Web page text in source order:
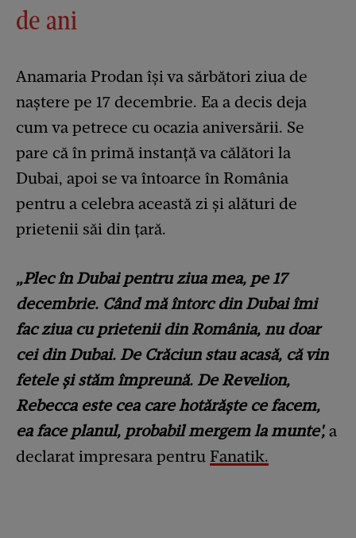
de ani
Anamaria Prodan își va sărbători ziua de
naștere pe 17 decembrie. Ea a decis deja
cum va petrece cu ocazia aniversării. Se
pare că în primă instanță va călători la
Dubai, apoi se va întoarce în România
pentru a celebra această zi și alături de
prietenii săi din țară.
„Plec în Dubai pentru ziua mea, pe 17
decembrie. Când mă întorc din Dubai îmi
fac ziua cu prietenii din România, nu doar
cei din Dubai. De Crăciun stau acasă, că vin
fetele și stăm împreună. De Revelion,
Rebecca este cea care hotărăște ce facem,
ea face planul, probabil mergem la munte', a
declarat impresara pentru Fanatik.